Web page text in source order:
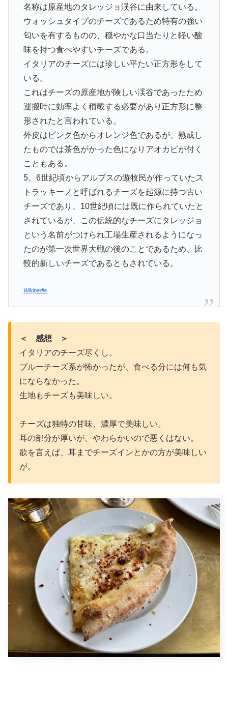
名称は原産地のタレッジョ渓谷に由来している。
ウォッシュタイプのチーズであるため特有の強い
匂いを有するものの、穏やかな口当たりと軽い酸
味を持つ食べやすいチーズである。
イタリアのチーズには珍しい平たい正方形をして
いる。
これはチーズの原産地が険しい渓谷であったため
運搬時に効率よく積載する必要があり正方形に整
形されたと言われている。
外皮はピンク色からオレンジ色であるが、熟成し
たものでは茶色がかった色になりアオカビが付く
こともある。
5、6世紀頃からアルプスの遊牧民が作っていたス
トラッキーノと呼ばれるチーズを起源に持つ古い
チーズであり、10世紀頃には既に作られていたと
されているが、この伝統的なチーズにタレッジョ
という名前がつけられ工場生産されるようになっ
たのが第一次世界大戦の後のことであるため、比
較的新しいチーズであるともされている。
Wikipedia
＜ 感想 ＞
イタリアのチーズ尽くし。
ブルーチーズ系が怖かったが、食べる分には何も気
にならなかった。
生地もチーズも美味しい。
チーズは独特の甘味、濃厚で美味しい。
耳の部分が厚いが、やわらかいので悪くはない。
欲を言えば、耳までチーズインとかの方が美味しい
が。